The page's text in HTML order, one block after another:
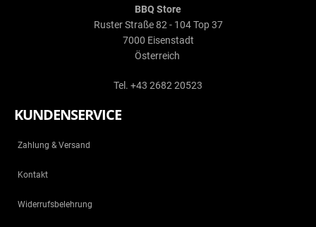
BBQ Store
Ruster Straße 82 - 104 Top 37
7000 Eisenstadt
Österreich
Tel. +43 2682 20523
KUNDENSERVICE
Zahlung & Versand
Kontakt
Widerrufsbelehrung